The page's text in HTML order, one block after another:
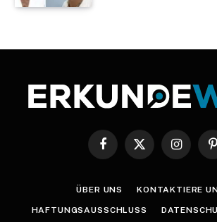
Facebook
X
Instagram
ÜBER UNS KONTAKTIERE
HAFTUNGSAUSSCHLUSS